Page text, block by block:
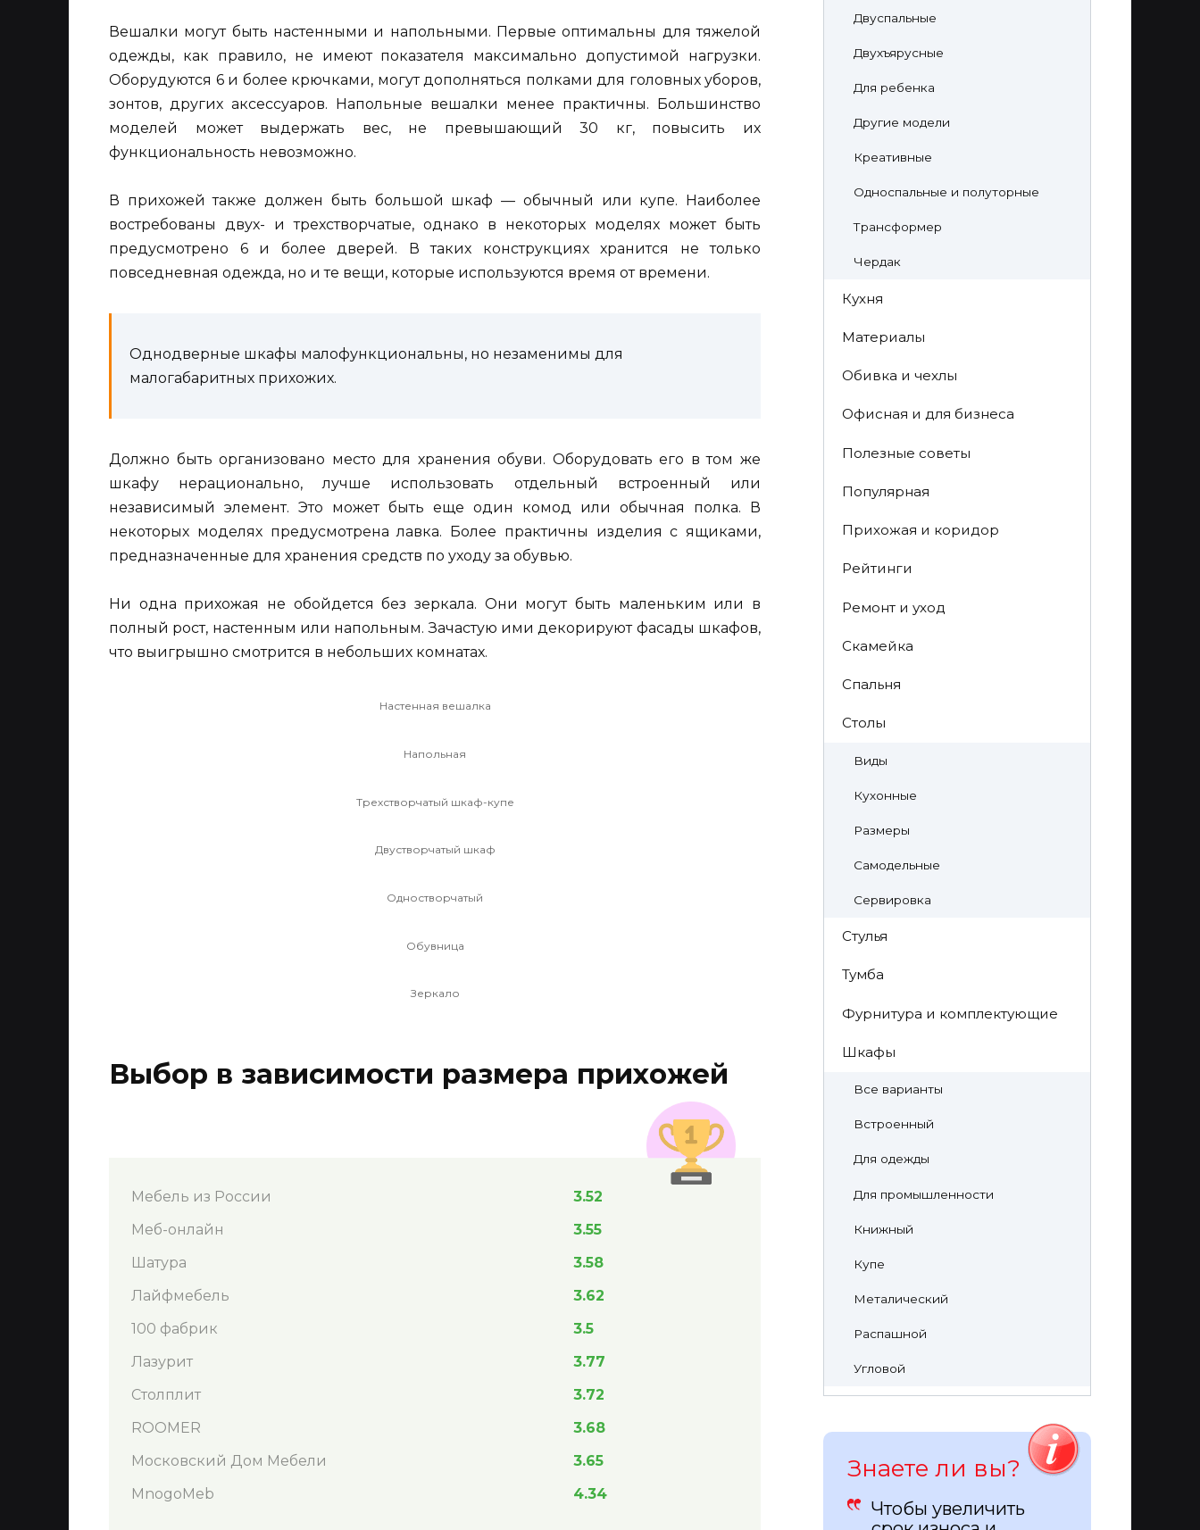
Вешалки могут быть настенными и напольными. Первые оптимальны для тяжелой
одежды, как правило, не имеют показателя максимально допустимой нагрузки.
Оборудуются 6 и более крючками, могут дополняться полками для головных уборов,
зонтов, других аксессуаров. Напольные вешалки менее практичны. Большинство
моделей может выдержать вес, не превышающий 30 кг, повысить их
функциональность невозможно.
В прихожей также должен быть большой шкаф — обычный или купе. Наиболее
востребованы двух- и трехстворчатые, однако в некоторых моделях может быть
предусмотрено 6 и более дверей. В таких конструкциях хранится не только
повседневная одежда, но и те вещи, которые используются время от времени.
Однодверные шкафы малофункциональны, но незаменимы для
малогабаритных прихожих.
Должно быть организовано место для хранения обуви. Оборудовать его в том же
шкафу нерационально, лучше использовать отдельный встроенный или
независимый элемент. Это может быть еще один комод или обычная полка. В
некоторых моделях предусмотрена лавка. Более практичны изделия с ящиками,
предназначенные для хранения средств по уходу за обувью.
Ни одна прихожая не обойдется без зеркала. Они могут быть маленьким или в
полный рост, настенным или напольным. Зачастую ими декорируют фасады шкафов,
что выигрышно смотрится в небольших комнатах.
Настенная вешалка
Напольная
Трехстворчатый шкаф-купе
Двустворчатый шкаф
Одностворчатый
Обувница
Зеркало
Выбор в зависимости размера прихожей
Мебель из России
3.52
Меб-онлайн
3.55
Шатура
3.58
Лайфмебель
3.62
100 фабрик
3.5
Лазурит
3.77
Столплит
3.72
ROOMER
3.68
Московский Дом Мебели
3.65
MnogoMeb
4.34
Двуспальные
Двухъярусные
Для ребенка
Другие модели
Креативные
Односпальные и полуторные
Трансформер
Чердак
Кухня
Материалы
Обивка и чехлы
Офисная и для бизнеса
Полезные советы
Популярная
Прихожая и коридор
Рейтинги
Ремонт и уход
Скамейка
Спальня
Столы
Виды
Кухонные
Размеры
Самодельные
Сервировка
Стулья
Тумба
Фурнитура и комплектующие
Шкафы
Все варианты
Встроенный
Для одежды
Для промышленности
Книжный
Купе
Металический
Распашной
Угловой
Знаете ли вы?
Чтобы увеличить